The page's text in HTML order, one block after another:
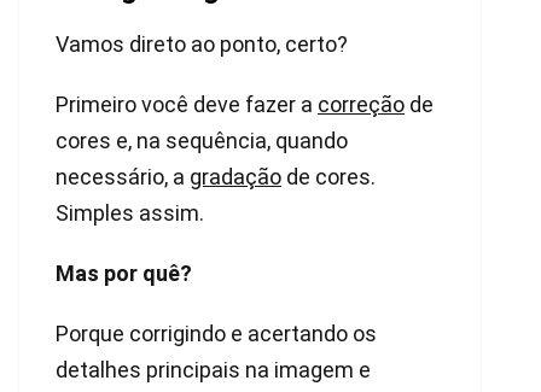
Vamos direto ao ponto, certo?
Primeiro você deve fazer a correção de
cores e, na sequência, quando
necessário, a gradação de cores.
Simples assim.
Mas por quê?
Porque corrigindo e acertando os
detalhes principais na imagem e